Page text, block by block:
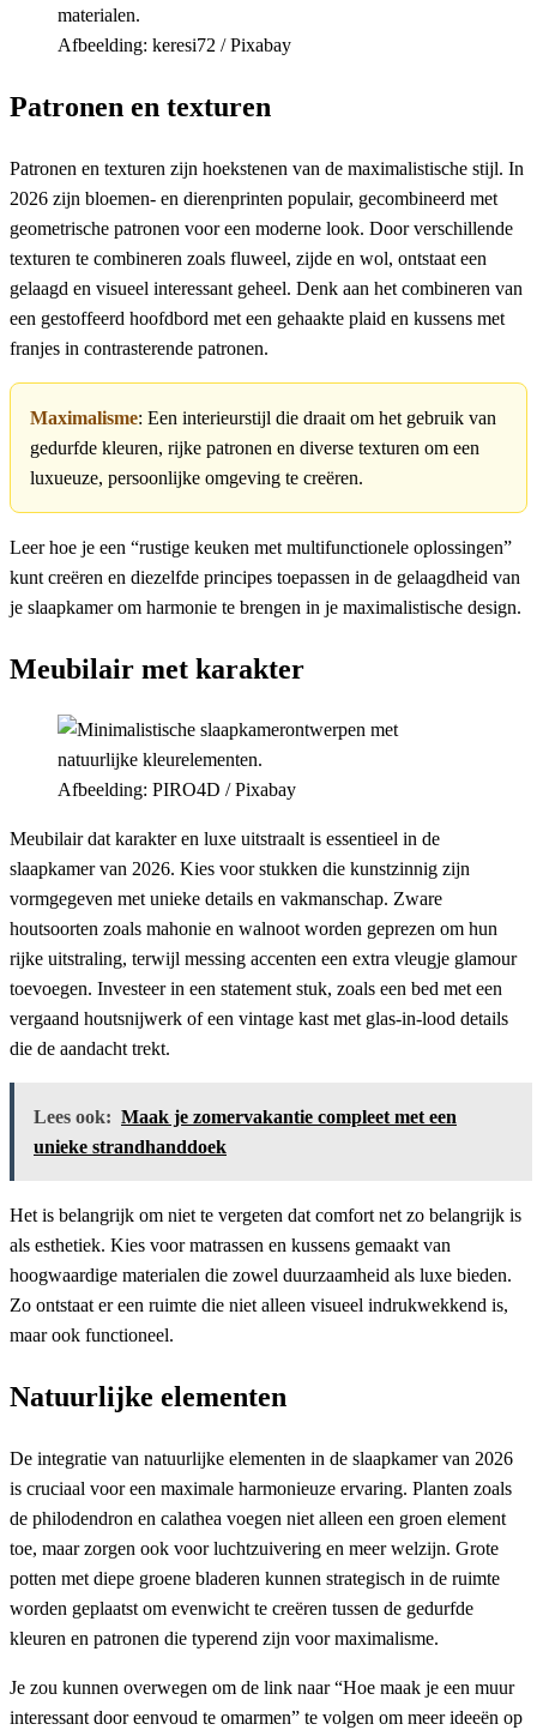
Afbeelding: keresi72 / Pixabay
Patronen en texturen
Patronen en texturen zijn hoekstenen van de maximalistische stijl. In
2026 zijn bloemen- en dierenprinten populair, gecombineerd met
geometrische patronen voor een moderne look. Door verschillende
texturen te combineren zoals fluweel, zijde en wol, ontstaat een
gelaagd en visueel interessant geheel. Denk aan het combineren van
een gestoffeerd hoofdbord met een gehaakte plaid en kussens met
franjes in contrasterende patronen.
Maximalisme: Een interieurstijl die draait om het gebruik van
gedurfde kleuren, rijke patronen en diverse texturen om een
luxueuze, persoonlijke omgeving te creëren.
Leer hoe je een “rustige keuken met multifunctionele oplossingen”
kunt creëren en diezelfde principes toepassen in de gelaagdheid van
je slaapkamer om harmonie te brengen in je maximalistische design.
Meubilair met karakter
Afbeelding: PIRO4D / Pixabay
Meubilair dat karakter en luxe uitstraalt is essentieel in de
slaapkamer van 2026. Kies voor stukken die kunstzinnig zijn
vormgegeven met unieke details en vakmanschap. Zware
houtsoorten zoals mahonie en walnoot worden geprezen om hun
rijke uitstraling, terwijl messing accenten een extra vleugje glamour
toevoegen. Investeer in een statement stuk, zoals een bed met een
vergaand houtsnijwerk of een vintage kast met glas-in-lood details
die de aandacht trekt.
Lees ook: Maak je zomervakantie compleet met een
unieke strandhanddoek
Het is belangrijk om niet te vergeten dat comfort net zo belangrijk is
als esthetiek. Kies voor matrassen en kussens gemaakt van
hoogwaardige materialen die zowel duurzaamheid als luxe bieden.
Zo ontstaat er een ruimte die niet alleen visueel indrukwekkend is,
maar ook functioneel.
Natuurlijke elementen
De integratie van natuurlijke elementen in de slaapkamer van 2026
is cruciaal voor een maximale harmonieuze ervaring. Planten zoals
de philodendron en calathea voegen niet alleen een groen element
toe, maar zorgen ook voor luchtzuivering en meer welzijn. Grote
potten met diepe groene bladeren kunnen strategisch in de ruimte
worden geplaatst om evenwicht te creëren tussen de gedurfde
kleuren en patronen die typerend zijn voor maximalisme.
Je zou kunnen overwegen om de link naar “Hoe maak je een muur
interessant door eenvoud te omarmen” te volgen om meer ideeën op